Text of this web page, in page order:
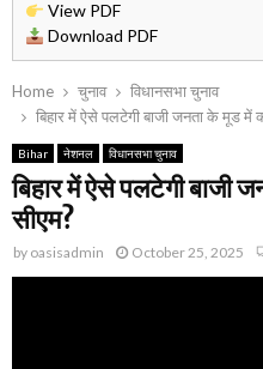
Home चुनाव
विधानसभा चुनाव
बिहार में ऐसे पलटेगी बाजी जनता के मूड में
Bihar नेशनल विधानसभा चुनाव
बिहार में ऐसे पलटेगी बाजी
सीएम?
by oasisadmin October 25, 2025
View PDF
Download PDF